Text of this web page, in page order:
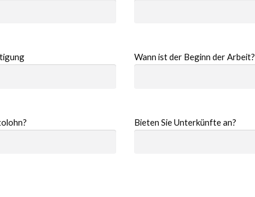
Wann ist der Beginn der Arbeit?
Bieten Sie Unterkünfte an?